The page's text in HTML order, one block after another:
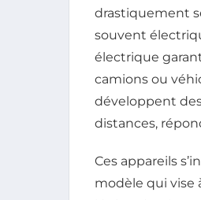
drastiquement
souvent
électrique
camions ou
développent
distances,
Ces appareils
modèle qui vise